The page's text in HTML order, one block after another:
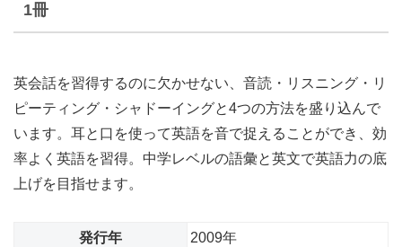
1冊
英会話を習得するのに欠かせない、音読・リスニング・リ
ピーティング・シャドーイングと4つの方法を盛り込んで
います。耳と口を使って英語を音で捉えることができ、効
率よく英語を習得。中学レベルの語彙と英文で英語力の底
上げを目指せます。
発行年 2009年